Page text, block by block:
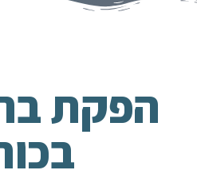
הפקת